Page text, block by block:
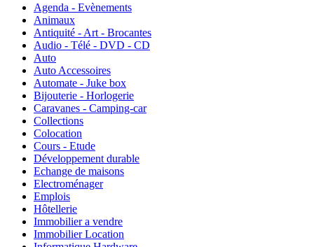
Agenda - Evènements
Animaux
Antiquité - Art - Brocantes
Audio - Télé - DVD - CD
Auto
Auto Accessoires
Automate - Juke box
Bijouterie - Horlogerie
Caravanes - Camping-car
Collections
Colocation
Cours - Etude
Développement durable
Echange de maisons
Electroménager
Emplois
Hôtellerie
Immobilier a vendre
Immobilier Location